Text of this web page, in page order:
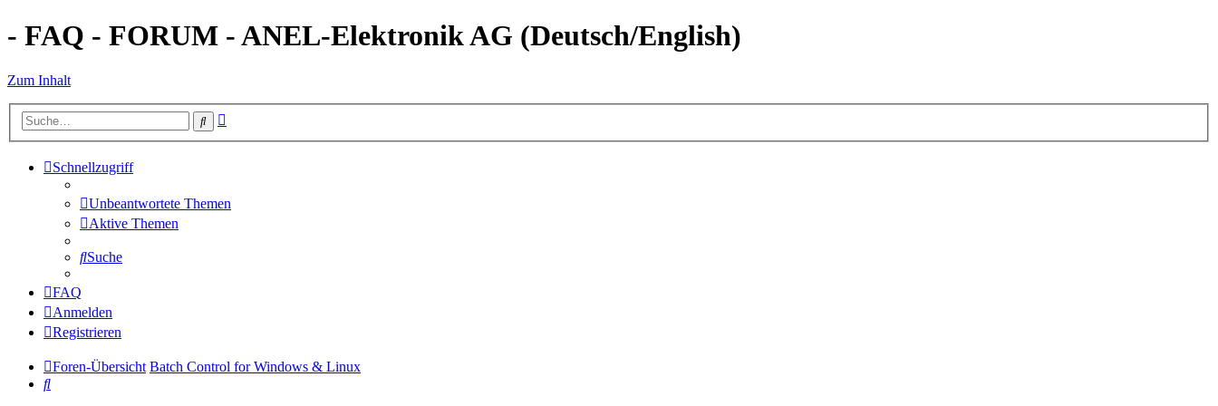
- FAQ - FORUM - ANEL-Elektronik AG (Deutsch/English)
Zum Inhalt
Suche
Schnellzugriff
Unbeantwortete Themen
Aktive Themen
Suche
FAQ
Anmelden
Registrieren
Foren-Übersicht Batch Control for Windows & Linux
Suche